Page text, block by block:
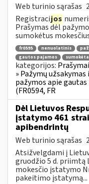
Web turinio sąrašas
Registracijos
Prašymas dėl
sumokėtus
fr0595 nenuolatinis
gautos pajamos
kategorijos:
» Pažymų
pažymos apie
(FR0594, FR
Dėl Lietuvos
įstatymo 461
apibendrintų
Web turinio sąrašas
Atsižvelgdami į
gruodžio 5 d. priimtą
mokesčio įstatymo
pakeitimo įstatymą...